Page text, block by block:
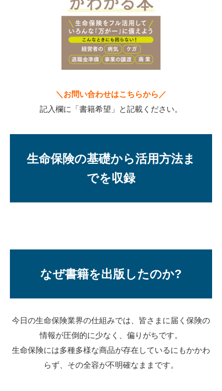
＼お問い合わせはこちらから／
記入欄に「書籍希望」と記載ください。
生命保険の基礎から活用方法ま
でを収録
なぜ書籍を出版したのか?
今日の生命保険業界の仕組みでは、皆さまに届く保険の
情報が圧倒的に少なく、偏りがちです。
生命保険には多種多様な商品が存在しているにもかかわ
らず、その全容が不明確なままです。